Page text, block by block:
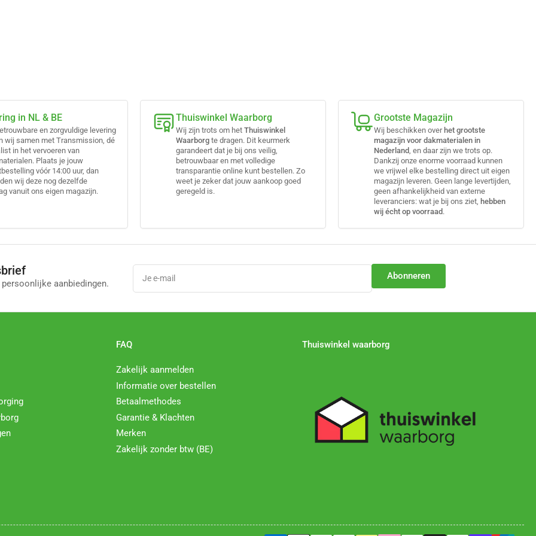
in NL & BE
en zorgvuldige levering
wij samen met Transmission, dé
in het vervoeren van
Plaats je jouw
vóór 14:00 uur, dan
wij deze nog dezelfde
vanuit ons eigen magazijn.
Thuiswinkel Waarborg
Wij zijn trots om het Thuiswinkel
Waarborg te dragen. Dit keurmerk
garandeert dat je bij ons veilig,
betrouwbaar en met volledige
transparantie online kunt bestellen. Zo
weet je zeker dat jouw aankoop goed
geregeld is.
Grootste Magazijn
Wij beschikken over het grootste
magazijn voor dakmaterialen in
Nederland, en daar zijn we trots op.
Dankzij onze enorme voorraad kunnen
we vrijwel elke bestelling direct uit eigen
magazijn leveren. Geen lange levertijden,
geen afhankelijkheid van externe
leveranciers: wat je bij ons ziet, hebben
wij écht op voorraad .
aanbiedingen.
Je
mail
Abonneren
FAQ
Zakelijk aanmelden
Informatie over bestellen
Betaalmethodes
Garantie & Klachten
Merken
Zakelijk zonder btw (BE)
Thuiswinkel waarborg